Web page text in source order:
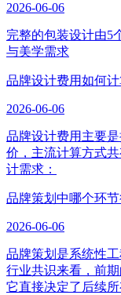
2026-06-06
完整的包装设计由5
与美学需求
品牌设计费用如何
2026-06-06
品牌设计费用主要
价，主流计算方式
计需求：
品牌策划中哪个环
2026-06-06
品牌策划是系统性
行业共识来看，前
它直接决定了后续